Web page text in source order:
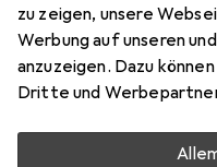
zu zeigen, unsere
Werbung auf unseren
anzuzeigen. Dazu
Dritte und
Aktuell nicht lieferbar
Benachrichtigen,
Vergleichen